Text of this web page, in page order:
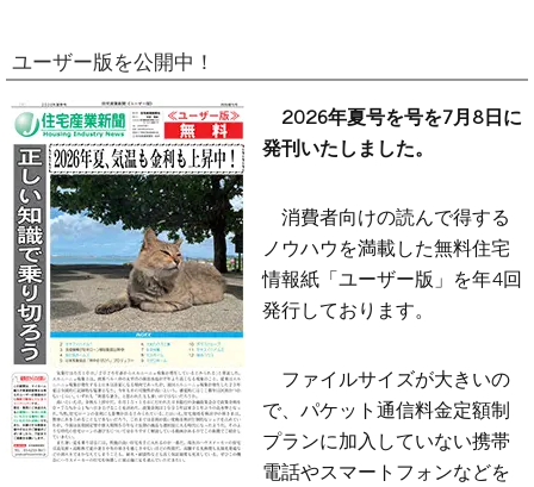
ユーザー版を公開中！
2026年夏号を号を7月8日に
発刊いたしました。
消費者向けの読んで得する
ノウハウを満載した無料住宅
情報紙「ユーザー版」を年4回
発行しております。
ファイルサイズが大きいの
で、パケット通信料金定額制
プランに加入していない携帯
電話やスマートフォンなどを